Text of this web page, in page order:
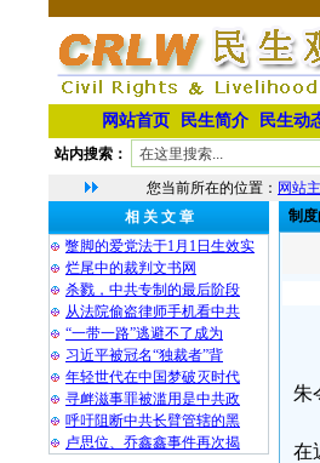
网站首页 民生简介 民生动
站内搜索：
您当前所在的位置： 网站
相 关 文 章
蹩脚的爱党法于1月1日生效实
烂尾中的裁判文书网
杀戮，中共专制的最后阶段
从法院偷盗律师手机看中共
“一带一路”逃避不了成为
习近平被冠名“独裁者”背
年轻世代在中国梦破灭时代
寻衅滋事罪被滥用是中共政
呼吁阻断中共长臂管辖的黑
卢思位、乔鑫鑫事件再次揭
制
朱
在